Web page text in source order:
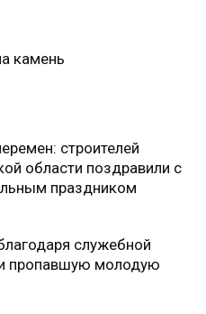
камень
строителей
области поздравили с
праздником
служебной
пропавшую молодую